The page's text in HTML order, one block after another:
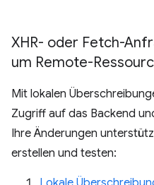
XHR- oder Fetch-
um Remote-
Mit lokalen
Zugriff auf das Backend
Ihre Änderungen
erstellen und testen: